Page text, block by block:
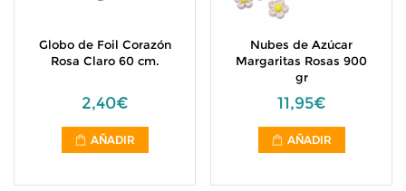
Globo de Foil Corazón
Rosa Claro 60 cm.
2,40€
AÑADIR
Nubes de Azúcar
Margaritas Rosas 900
gr
11,95€
AÑADIR